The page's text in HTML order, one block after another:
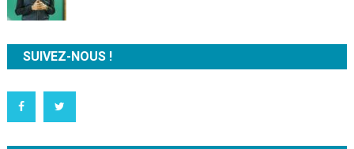
SUIVEZ-NOUS !